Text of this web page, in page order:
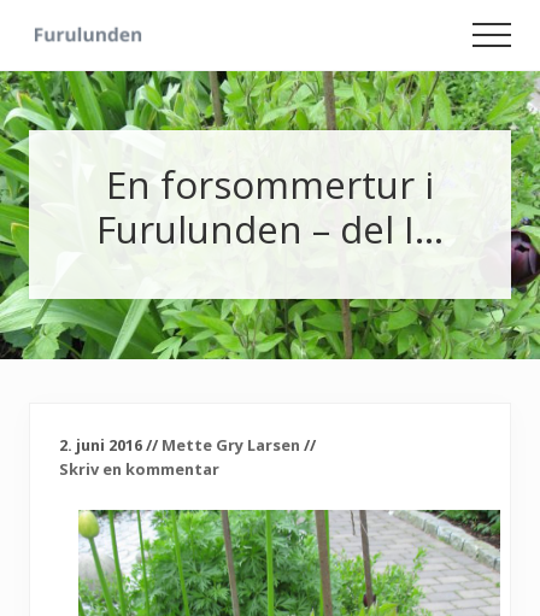
main
content
primary
sidebar
Hageliv
-
Lise
for
sjelen
En forsommertur i
Furulunden – del I…
2. juni 2016// Mette Gry Larsen //
Skriv en kommentar